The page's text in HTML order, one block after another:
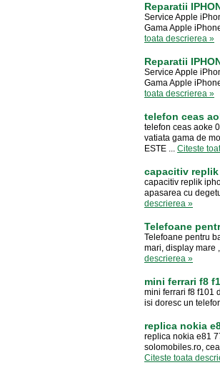
Reparatii
Service Apple
Gama Apple
toata descrierea »
Reparatii
Service Apple
Gama Apple
toata descrierea »
telefon ceas
telefon ceas aoke
vatiata gama de
ESTE ... Citeste
capacitiv
capacitiv replik
apasarea cu
descrierea »
Telefoane
Telefoane pentru
mari, display mare
descrierea »
mini ferrari f8
mini ferrari f8 f101
isi doresc un
replica nokia
replica nokia e81
solomobiles.ro,
Citeste toata